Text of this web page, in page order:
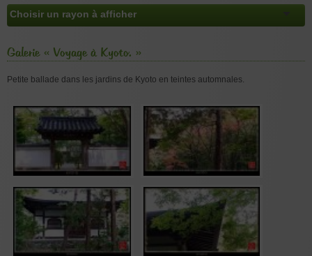
Galerie « Voyage à Kyoto. »
Petite ballade dans les jardins de Kyoto en teintes automnales.